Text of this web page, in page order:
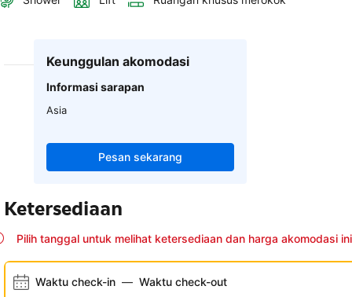
Keunggulan akomodasi
Informasi sarapan
Asia
Pesan sekarang
Ketersediaan
Pilih tanggal untuk melihat ketersediaan dan harga akomodasi ini
Waktu check-in — Waktu check-out